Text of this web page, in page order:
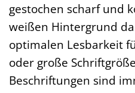
gestochen scharf und
weißen Hintergrund
optimalen Lesbarkeit
oder große
Beschriftungen sind